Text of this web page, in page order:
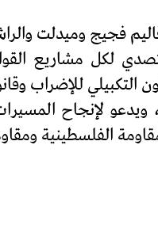
فجيج وميدلت
لكل مشاريع
للإضراب
لإنجاح
ومقاومته